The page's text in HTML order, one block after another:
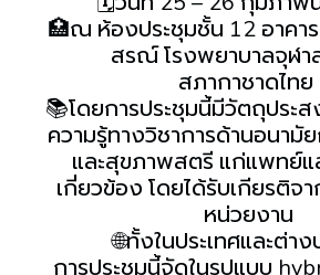
🏥ณ ห้องประชุมชั้น 12 อาคา
สรณ์ โรงพยาบาลจุฬ
สภากาชาดไทย
📚โดยการประชุมนี้มีวัตถุประ
ความรู้ทางวิชาการด้านอนามั
และสุขภาพสตรี แก่แพทย์แ
เกี่ยวข้อง โดยได้รับเกียรติจ
หน่วยงาน
🌐ทั้งในประเทศและต่าง
การประชุมนี้จัดในรูปแบบ